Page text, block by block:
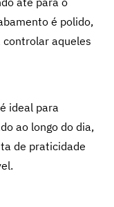
é polido,
aqueles
ideal para
ao longo do dia,
de praticidade